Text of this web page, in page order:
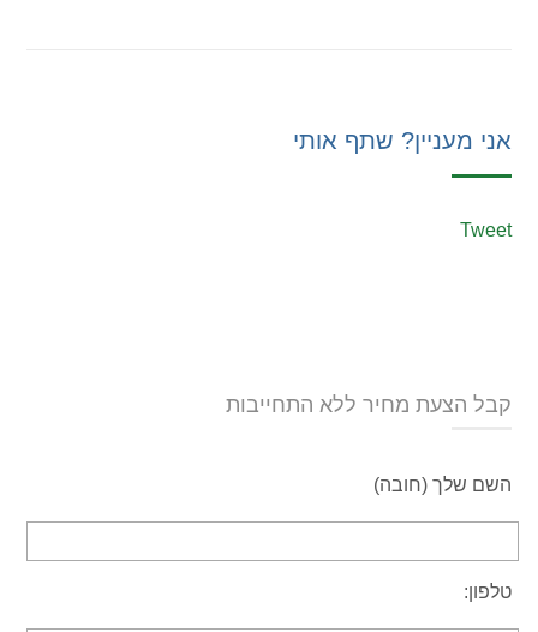
אני מעניין? שתף אותי
Tweet
קבל הצעת מחיר ללא התחייבות
השם שלך (חובה)
טלפון: